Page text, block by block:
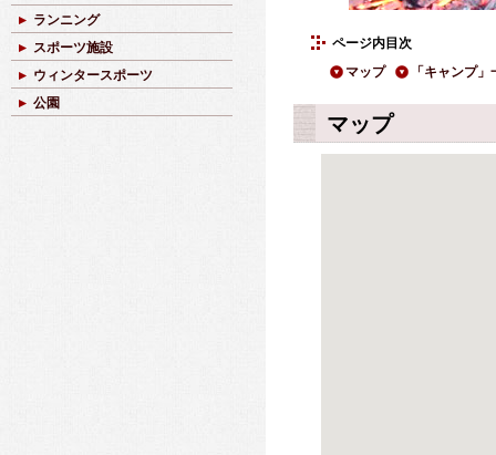
ページ内目次
マップ 「キャンプ」
マップ
ランニング
スポーツ施設
ウィンタースポーツ
公園